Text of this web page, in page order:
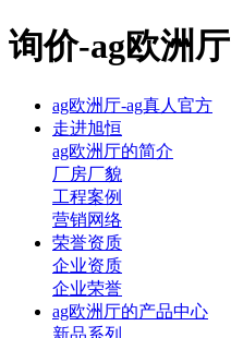
询价-ag欧洲厅
ag欧洲厅-ag真人官方
走进旭恒
ag欧洲厅的简介
厂房厂貌
工程案例
营销网络
荣誉资质
企业资质
企业荣誉
ag欧洲厅的产品中心
新品系列